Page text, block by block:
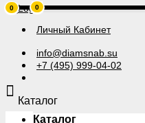
Личный Кабинет
info@diamsnab.su
+7 (495) 999-04-02
0
Каталог
Каталог
0